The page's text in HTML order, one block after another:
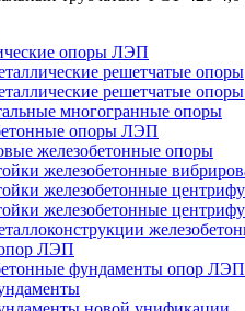
опоры ЛЭП
решетчатые опоры
решетчатые
многогранные опоры
опоры ЛЭП
железобетонные опоры
железобетонные
железобетонные
железобетонные
ЛЭП
фундаменты опор ЛЭП